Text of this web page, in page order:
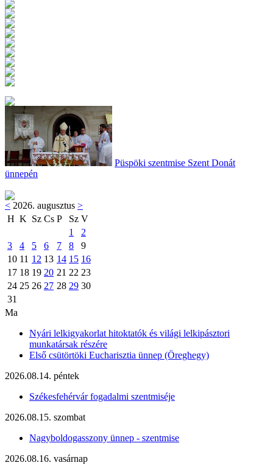
Püspöki szentmise Szent Donát
ünnepén
< 2026. augusztus >
H K Sz Cs P Sz V
1
2
3
4 5 6 7 8
9
10 11 12 13 14 15 16
17 18 19 20 21 22 23
24 25 26 27 28 29 30
31
Ma
Nyári lelkigyakorlat hitoktatók és világi lelkipásztori
munkatársak részére
Első csütörtöki Eucharisztia ünnep (Öreghegy)
2026.08.14. péntek
Székesfehérvár fogadalmi szentmiséje
2026.08.15. szombat
Nagyboldogasszony ünnep - szentmise
2026.08.16. vasárnap